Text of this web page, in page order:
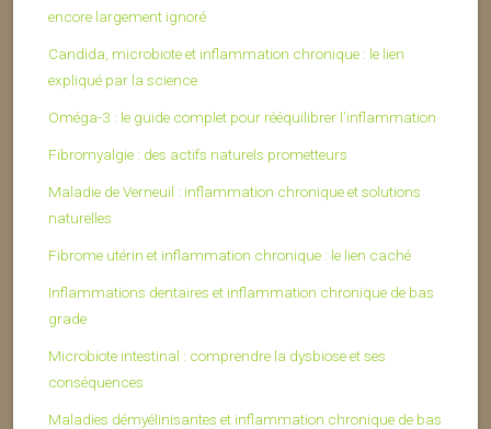
encore largement ignoré
Candida, microbiote et inflammation chronique : le lien
expliqué par la science
Oméga-3 : le guide complet pour rééquilibrer l’inflammation
Fibromyalgie : des actifs naturels prometteurs
Maladie de Verneuil : inflammation chronique et solutions
naturelles
Fibrome utérin et inflammation chronique : le lien caché
Inflammations dentaires et inflammation chronique de bas
grade
Microbiote intestinal : comprendre la dysbiose et ses
conséquences
Maladies démyélinisantes et inflammation chronique de bas